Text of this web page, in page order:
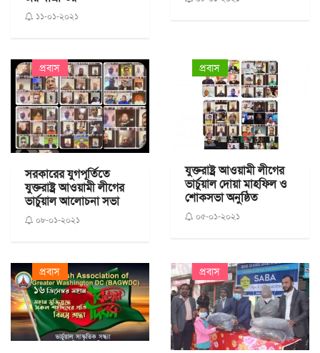
১১-০১-২০২১
প্রবাস
সরকারের যুগপূর্তিতে
যুক্তরাষ্ট্র আওয়ামী লীগের
ভার্চুয়াল আলোচনা সভা
০৮-০১-২০২১
প্রবাস
যুক্তরাষ্ট্র আওয়ামী লীগের
ভার্চুয়াল দোয়া মাহফিল ও
শোকসভা অনুষ্ঠিত
০৫-০১-২০২১
প্রবাস প্রবাস